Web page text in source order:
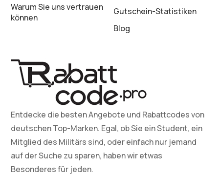
Warum Sie uns vertrauen
können
Gutschein-Statistiken
Blog
Entdecke die besten Angebote und Rabattcodes von
deutschen Top-Marken. Egal, ob Sie ein Student, ein
Mitglied des Militärs sind, oder einfach nur jemand
auf der Suche zu sparen, haben wir etwas
Besonderes für jeden.